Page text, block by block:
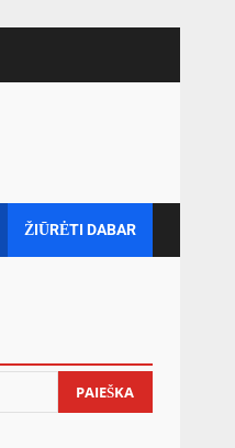
ŽIŪRĖTI DABAR
PAIEŠKA